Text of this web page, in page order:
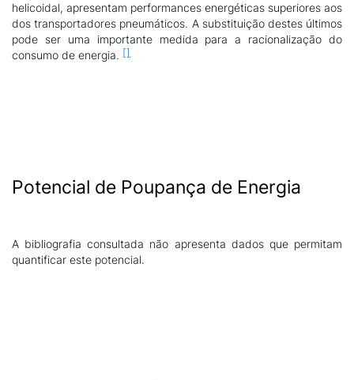
helicoidal, apresentam performances energéticas superiores aos
dos transportadores pneumáticos. A substituição destes últimos
pode ser uma importante medida para a racionalização do
consumo de energia.
Potencial de Poupança de Energia
A bibliografia consultada não apresenta dados que permitam
quantificar este potencial.